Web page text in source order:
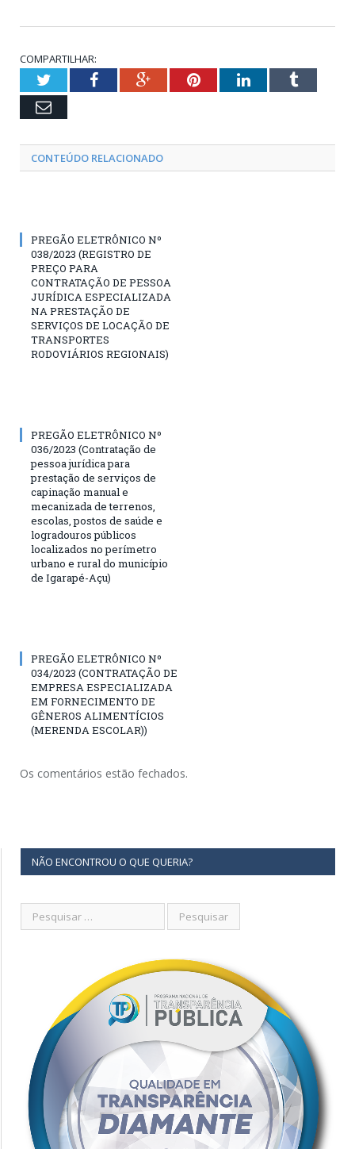
COMPARTILHAR:
TwitterFacebookGoogle+PinterestLinkedInTumblr
Email
CONTEÚDO RELACIONADO
PREGÃO ELETRÔNICO Nº
038/2023 (REGISTRO DE
PREÇO PARA
CONTRATAÇÃO DE PESSOA
JURÍDICA ESPECIALIZADA
NA PRESTAÇÃO DE
SERVIÇOS DE LOCAÇÃO DE
TRANSPORTES
RODOVIÁRIOS REGIONAIS)
PREGÃO ELETRÔNICO Nº
036/2023 (Contratação de
pessoa jurídica para
prestação de serviços de
capinação manual e
mecanizada de terrenos,
escolas, postos de saúde e
logradouros públicos
localizados no perímetro
urbano e rural do município
de Igarapé-Açu)
PREGÃO ELETRÔNICO Nº
034/2023 (CONTRATAÇÃO DE
EMPRESA ESPECIALIZADA
EM FORNECIMENTO DE
GÊNEROS ALIMENTÍCIOS
(MERENDA ESCOLAR))
Os comentários estão fechados.
NÃO ENCONTROU O QUE QUERIA?